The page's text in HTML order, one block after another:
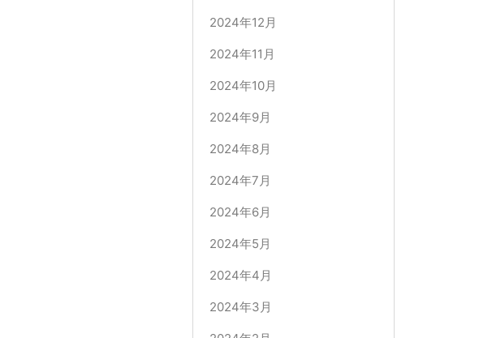
2024年12月
2024年11月
2024年10月
2024年9月
2024年8月
2024年7月
2024年6月
2024年5月
2024年4月
2024年3月